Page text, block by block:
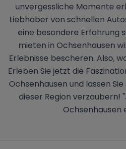
unvergessliche Momente
Liebhaber von schnellen
eine besondere Erfahrung
mieten in Ochsenhausen
Erlebnisse bescheren. Also,
Erleben Sie jetzt die
Ochsenhausen und lassen
dieser Region verzaubern!
Ochsenhausen